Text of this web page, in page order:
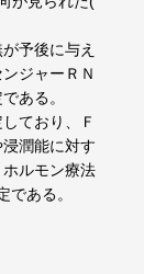
予後に与え
ジャーＲＮ
ある。
ており、Ｆ
潤能に対す
ルモン療法
ある。